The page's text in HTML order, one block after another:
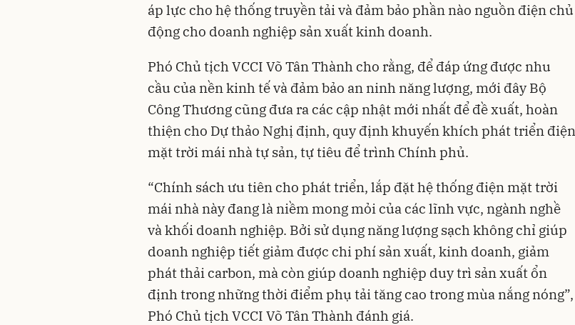
áp lực cho hệ thống truyền tải và đảm bảo phần nào nguồn điện chủ
động cho doanh nghiệp sản xuất kinh doanh.
Phó Chủ tịch VCCI Võ Tân Thành cho rằng, để đáp ứng được nhu
cầu của nền kinh tế và đảm bảo an ninh năng lượng, mới đây Bộ
Công Thương cũng đưa ra các cập nhật mới nhất để đề xuất, hoàn
thiện cho Dự thảo Nghị định, quy định khuyến khích phát triển điện
mặt trời mái nhà tự sản, tự tiêu để trình Chính phủ.
“Chính sách ưu tiên cho phát triển, lắp đặt hệ thống điện mặt trời
mái nhà này đang là niềm mong mỏi của các lĩnh vực, ngành nghề
và khối doanh nghiệp. Bởi sử dụng năng lượng sạch không chỉ giúp
doanh nghiệp tiết giảm được chi phí sản xuất, kinh doanh, giảm
phát thải carbon, mà còn giúp doanh nghiệp duy trì sản xuất ổn
định trong những thời điểm phụ tải tăng cao trong mùa nắng nóng”,
Phó Chủ tịch VCCI Võ Tân Thành đánh giá.